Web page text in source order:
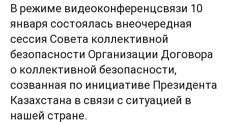
В режиме видеоконференцсвязи 10
января состоялась внеочередная
сессия Совета коллективной
безопасности Организации Договора
о коллективной безопасности,
созванная по инициативе Президента
Казахстана в связи с ситуацией в
нашей стране.